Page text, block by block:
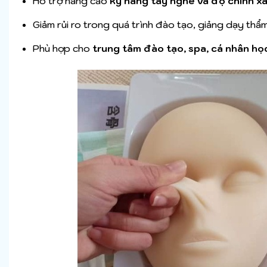
Giảm rủi ro trong quá trình đào tạo, giảng dạy
Phù hợp cho trung tâm đào tạo, spa, cá nhân